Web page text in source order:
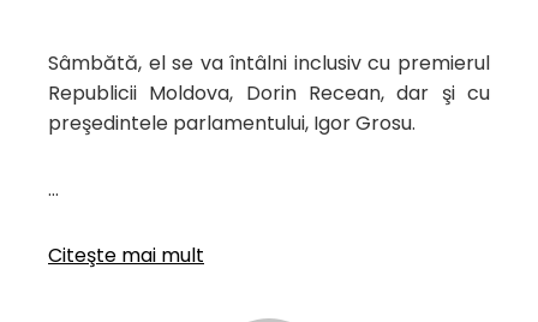
Sâmbătă, el se va întâlni inclusiv cu premierul
Republicii Moldova, Dorin Recean, dar şi cu
preşedintele parlamentului, Igor Grosu.
…
Citeşte mai mult